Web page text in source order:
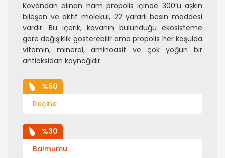
Kovandan alınan ham propolis içinde 300’ü aşkın
bileşen ve aktif molekül, 22 yararlı besin maddesi
vardır. Bu içerik, kovanın bulunduğu ekosisteme
göre değişiklik gösterebilir ama propolis her koşulda
vitamin, mineral, aminoasit ve çok yoğun bir
antioksidan kaynağıdır.
%50
Reçine
%30
Balmumu